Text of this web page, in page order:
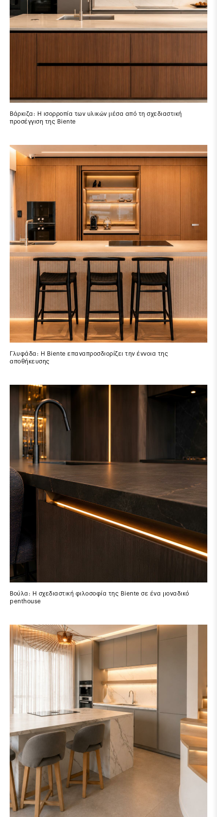
Βάρκιζα: Η ισορροπία των υλικών μέσα από τη σχεδιαστική
προσέγγιση της Biente
Γλυφάδα: Η Biente επαναπροσδιορίζει την έννοια της
αποθήκευσης
Βούλα: Η σχεδιαστική φιλοσοφία της Biente σε ένα μοναδικό
penthouse